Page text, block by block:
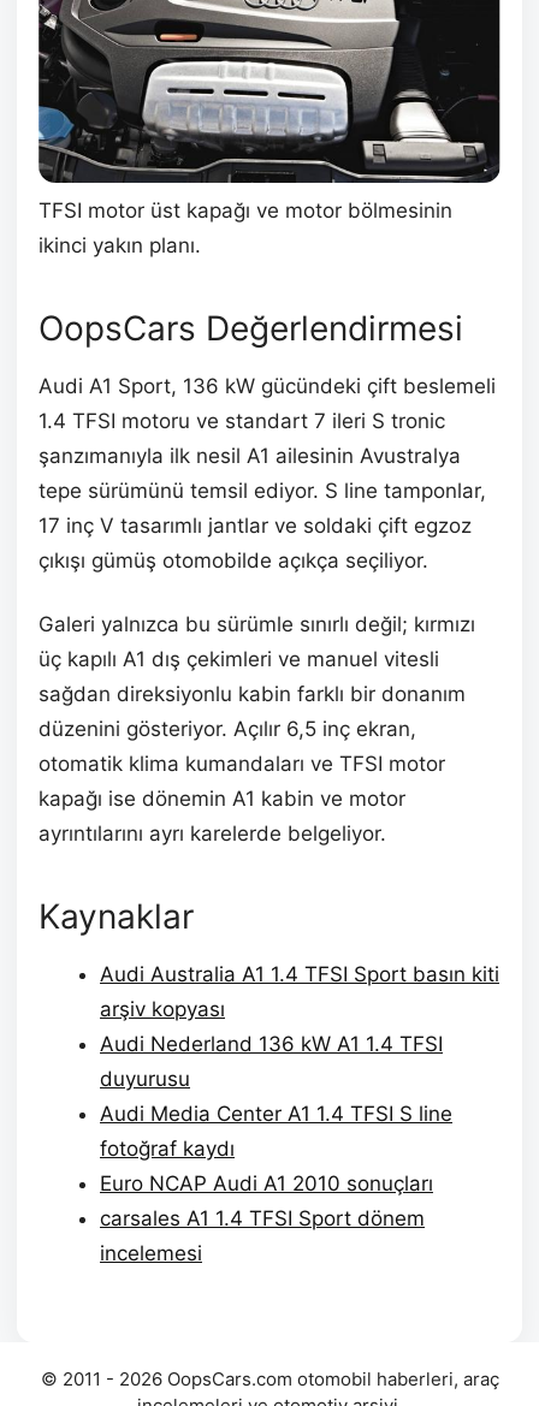
TFSI motor üst kapağı ve motor bölmesinin
ikinci yakın planı.
OopsCars Değerlendirmesi
Audi A1 Sport, 136 kW gücündeki çift beslemeli
1.4 TFSI motoru ve standart 7 ileri S tronic
şanzımanıyla ilk nesil A1 ailesinin Avustralya
tepe sürümünü temsil ediyor. S line tamponlar,
17 inç V tasarımlı jantlar ve soldaki çift egzoz
çıkışı gümüş otomobilde açıkça seçiliyor.
Galeri yalnızca bu sürümle sınırlı değil; kırmızı
üç kapılı A1 dış çekimleri ve manuel vitesli
sağdan direksiyonlu kabin farklı bir donanım
düzenini gösteriyor. Açılır 6,5 inç ekran,
otomatik klima kumandaları ve TFSI motor
kapağı ise dönemin A1 kabin ve motor
ayrıntılarını ayrı karelerde belgeliyor.
Kaynaklar
Audi Australia A1 1.4 TFSI Sport basın kiti
arşiv kopyası
Audi Nederland 136 kW A1 1.4 TFSI
duyurusu
Audi Media Center A1 1.4 TFSI S line
fotoğraf kaydı
Euro NCAP Audi A1 2010 sonuçları
carsales A1 1.4 TFSI Sport dönem
incelemesi
© 2011 - 2026 OopsCars.com otomobil haberleri, araç